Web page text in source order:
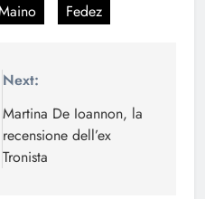
Fedez
Next:
Martina De Ioannon, la
recensione dell’ex
Tronista